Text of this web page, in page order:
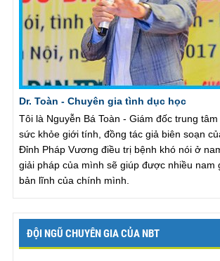
Dr. Toàn - Chuyên gia tình dục học
Tôi là Nguyễn Bá Toàn - Giám đốc trung
sức khỏe giới tính, đồng tác giả biên soạn
Đỉnh Pháp Vương điều trị bệnh khó nói ở
giải pháp của mình sẽ giúp được nhiều nam
bản lĩnh của chính mình.
ĐỘI NGŨ CHUYÊN GIA CỦA NBT